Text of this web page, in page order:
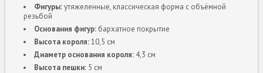
Фигуры:утяжеленные, классическая форма с объёмной
резьбой
Основания фигур: бархатное покрытие
Высота короля:10,5 см
Диаметр основания короля: 4,3 см
Высота пешки: 5 см